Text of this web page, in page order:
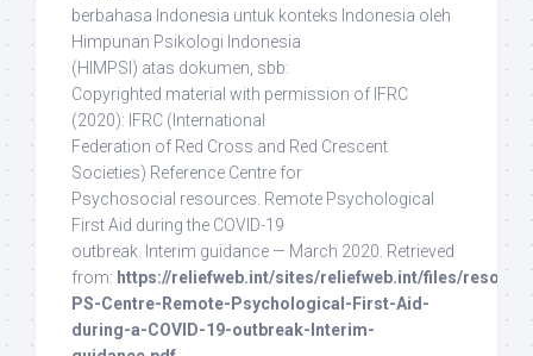
berbahasa Indonesia untuk konteks Indonesia oleh
Himpunan Psikologi Indonesia
(HIMPSI) atas dokumen, sbb:
Copyrighted material with permission of IFRC
(2020): IFRC (International
Federation of Red Cross and Red Crescent
Societies) Reference Centre for
Psychosocial resources. Remote Psychological
First Aid during the COVID-19
outbreak. Interim guidance — March 2020. Retrieved
from: https://reliefweb.int/sites/reliefweb.int/files/
PS-Centre-Remote-Psychological-First-Aid-
during-a-COVID-19-outbreak-Interim-